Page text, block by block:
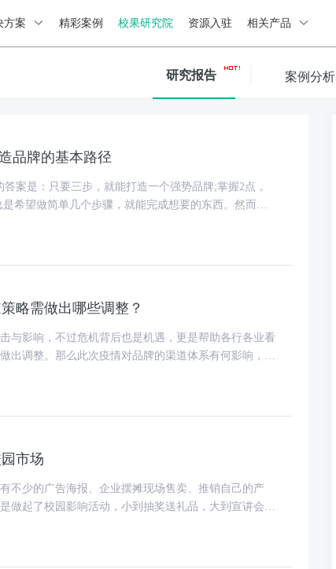
方案 精彩案例 校果研究院 资源入驻 相关产品
研究报告 案例分析
品牌的基本路径
案是：只要三步，就能打造一个强势品牌;掌握2点，
略需做出哪些调整？
与影响，不过危机背后也是机遇，更是帮助各行各业看
出调整。那么此次疫情对品牌的渠道体系有何影响，他
市场
不少的广告海报、企业摆摊现场售卖、推销自己的产
做起了校园影响活动，小到抽奖送礼品，大到宣讲会、